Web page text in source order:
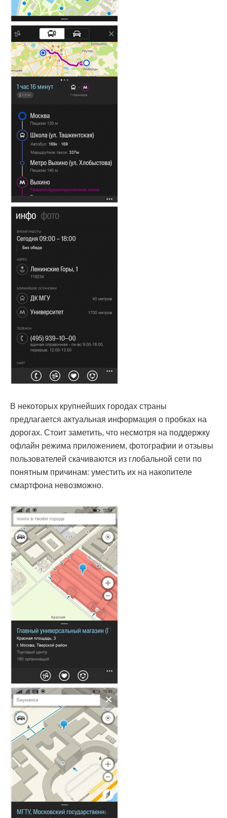
В некоторых крупнейших городах страны
предлагается актуальная информация о пробках на
дорогах. Стоит заметить, что несмотря на поддержку
офлайн режима приложением, фотографии и отзывы
пользователей скачиваются из глобальной сети по
понятным причинам: уместить их на накопителе
смартфона невозможно.